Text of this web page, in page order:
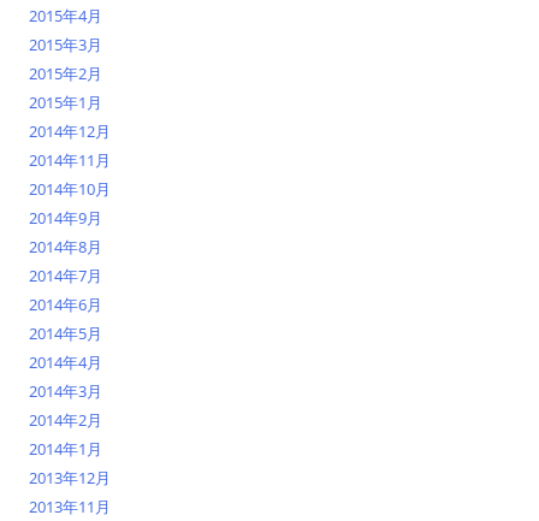
2015年4月
2015年3月
2015年2月
2015年1月
2014年12月
2014年11月
2014年10月
2014年9月
2014年8月
2014年7月
2014年6月
2014年5月
2014年4月
2014年3月
2014年2月
2014年1月
2013年12月
2013年11月